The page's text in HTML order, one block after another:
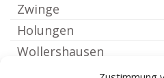
Zwinge
Holungen
Wollershausen